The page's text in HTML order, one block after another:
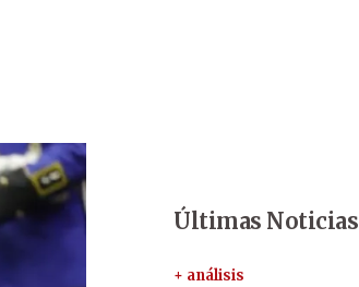
Últimas Noticias
+ análisis